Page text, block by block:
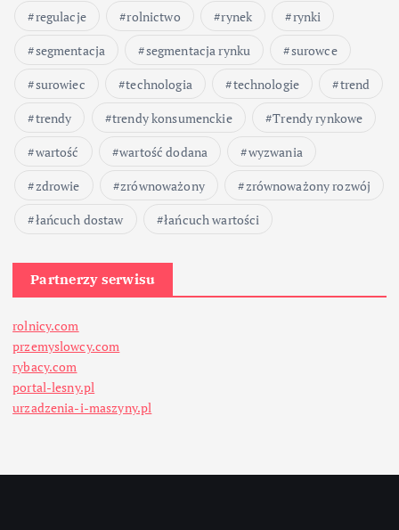
regulacje
rolnictwo rynek
rynki
segmentacja
segmentacja rynku
surowce
surowiec
technologia technologie
trend
trendy
trendy konsumenckie
Trendy rynkowe
wartość
wartość dodana
wyzwania
zdrowie
zrównoważony
zrównoważony rozwój
łańcuch dostaw
łańcuch wartości
Partnerzy serwisu
rolnicy.com
przemyslowcy.com
rybacy.com
portal-lesny.pl
urzadzenia-i-maszyny.pl